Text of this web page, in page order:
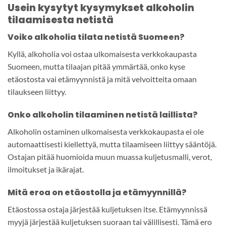
Usein kysytyt kysymykset alkoholin
tilaamisesta netistä
Voiko alkoholia tilata netistä Suomeen?
Kyllä, alkoholia voi ostaa ulkomaisesta verkkokaupasta
Suomeen, mutta tilaajan pitää ymmärtää, onko kyse
etäostosta vai etämyynnistä ja mitä velvoitteita omaan
tilaukseen liittyy.
Onko alkoholin tilaaminen netistä laillista?
Alkoholin ostaminen ulkomaisesta verkkokaupasta ei ole
automaattisesti kiellettyä, mutta tilaamiseen liittyy sääntöjä.
Ostajan pitää huomioida muun muassa kuljetusmalli, verot,
ilmoitukset ja ikärajat.
Mitä eroa on etäostolla ja etämyynnillä?
Etäostossa ostaja järjestää kuljetuksen itse. Etämyynnissä
myyjä järjestää kuljetuksen suoraan tai välillisesti. Tämä ero